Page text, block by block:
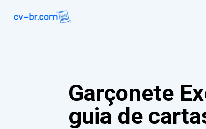
Garçonete
guia de